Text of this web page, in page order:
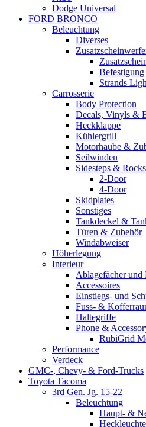
Dodge Universal
FORD BRONCO
Beleuchtung
Diverses
Strands
Carrosserie
Body Protection
Decals, Vinyls &
Heckklappe
Kühlergrill
Motorhaube &
Seilwinden
Sidesteps &
2-Door
4-Door
Skidplates
Sonstiges
Tankdeckel &
Türen & Zubehör
Windabweiser
Höherlegung
Interieur
Ablagefächer und
Accessoires
Einstiegs- und
Fuss- &
Haltegriffe
Phone &
RubiGrid
Performance
Verdeck
GMC-, Chevy- & Ford-Trucks
Toyota Tacoma
3rd Gen. Jg. 15-22
Beleuchtung
Haupt- &